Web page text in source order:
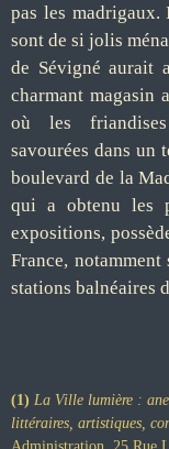
pas les madrigaux.
sont de si jolis
de Sévigné aurait
charmant magasin
où les friandises
savourées dans un
boulevard de la
qui a obtenu les
expositions,
France,
stations balnéaires
(1) La Ville lumière :
littéraires, artistiques,